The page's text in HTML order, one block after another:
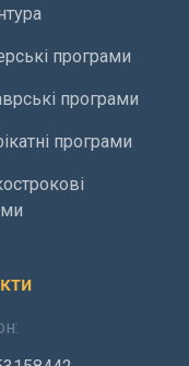
програми
програми
програми